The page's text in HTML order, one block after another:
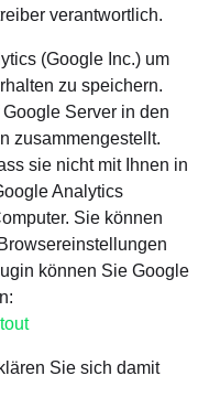
verantwortlich.
(Google Inc.) um
zu speichern.
Server in den
zusammengestellt.
sie nicht mit Ihnen in
Analytics
Sie können
können Sie Google
Sie sich damit